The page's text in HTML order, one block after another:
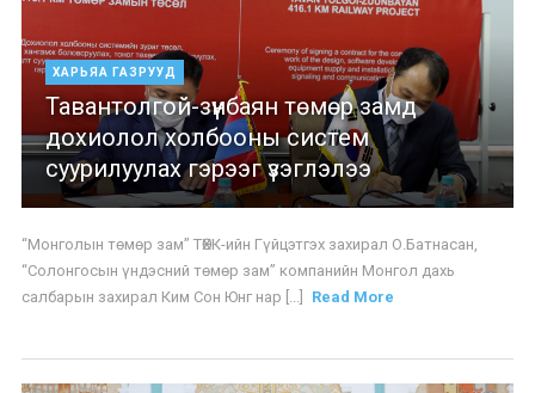
ХАРЬЯА ГАЗРУУД
Тавантолгой-зүүнбаян төмөр замд
дохиолол холбооны систем
суурилуулах гэрээг үзэглэлээ
“Монголын төмөр зам” ТӨХК-ийн Гүйцэтгэх захирал О.Батнасан,
“Солонгосын үндэсний төмөр зам” компанийн Монгол дахь
салбарын захирал Ким Сон Юнг нар [...]
Read More